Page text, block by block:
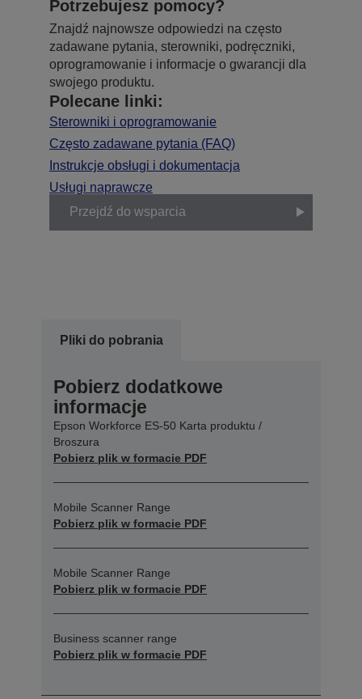
Potrzebujesz pomocy?
Znajdź najnowsze odpowiedzi na często
zadawane pytania, sterowniki, podręczniki,
oprogramowanie i informacje o gwarancji dla
swojego produktu.
Polecane linki:
Sterowniki i oprogramowanie
Często zadawane pytania (FAQ)
Instrukcje obsługi i dokumentacja
Usługi naprawcze
Przejdź do wsparcia
Pliki do pobrania
Pobierz dodatkowe
informacje
Epson Workforce ES-50 Karta produktu /
Broszura
Pobierz plik w formacie PDF
Mobile Scanner Range
Pobierz plik w formacie PDF
Mobile Scanner Range
Pobierz plik w formacie PDF
Business scanner range
Pobierz plik w formacie PDF